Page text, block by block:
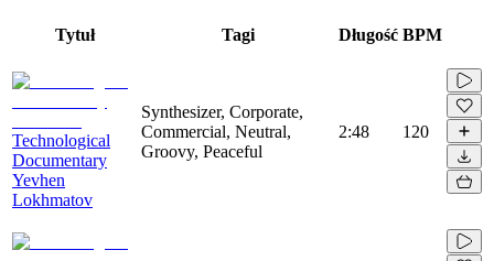
Tytuł Tagi Długość BPM
Technological
Documentary
Yevhen
Lokhmatov
Synthesizer, Corporate,
Commercial, Neutral,
Groovy, Peaceful
2:48 120